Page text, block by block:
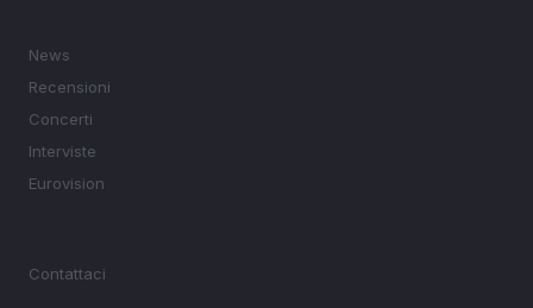
News
Recensioni
Concerti
Interviste
Eurovision
Contattaci